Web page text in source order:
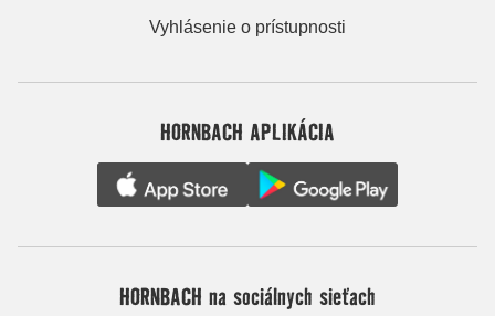
Vyhlásenie o prístupnosti
HORNBACH APLIKÁCIA
HORNBACH na sociálnych sieťach